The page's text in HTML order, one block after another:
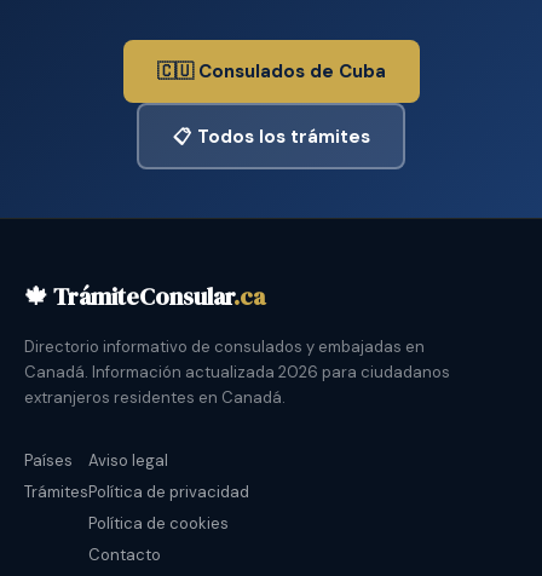
🇨🇺 Consulados de Cuba
📋 Todos los trámites
🍁 TrámiteConsular.ca
Directorio informativo de consulados y embajadas en
Canadá. Información actualizada 2026 para ciudadanos
extranjeros residentes en Canadá.
Países
Trámites
Aviso legal
Política de privacidad
Política de cookies
Contacto